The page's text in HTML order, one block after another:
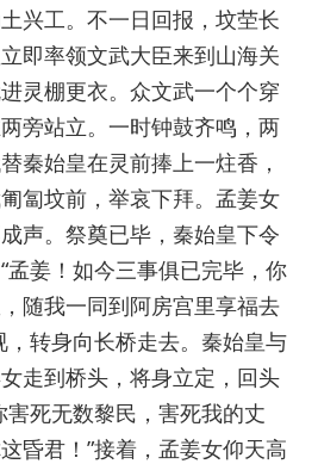
兴工。不一日回报，坟茔长
即率领文武大臣来到山海关
灵棚更衣。众文武一个个穿
旁站立。一时钟鼓齐鸣，两
秦始皇在灵前捧上一炷香，
匐坟前，举哀下拜。孟姜女
声。祭奠已毕，秦始皇下令
孟姜！如今三事俱已完毕，你
随我一同到阿房宫里享福去
，转身向长桥走去。秦始皇与
走到桥头，将身立定，回头
害死无数黎民，害死我的丈
昏君！”接着，孟姜女仰天高